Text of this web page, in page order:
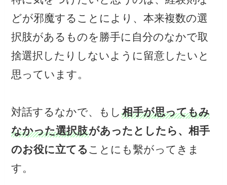
どが邪魔することにより、本来複数の選
択肢があるものを勝手に自分のなかで取
捨選択したりしないように留意したいと
思っています。
対話するなかで、もし相手が思ってもみ
なかった選択肢があったとしたら、相手
のお役に立てる ことにも繫がってきま
す。